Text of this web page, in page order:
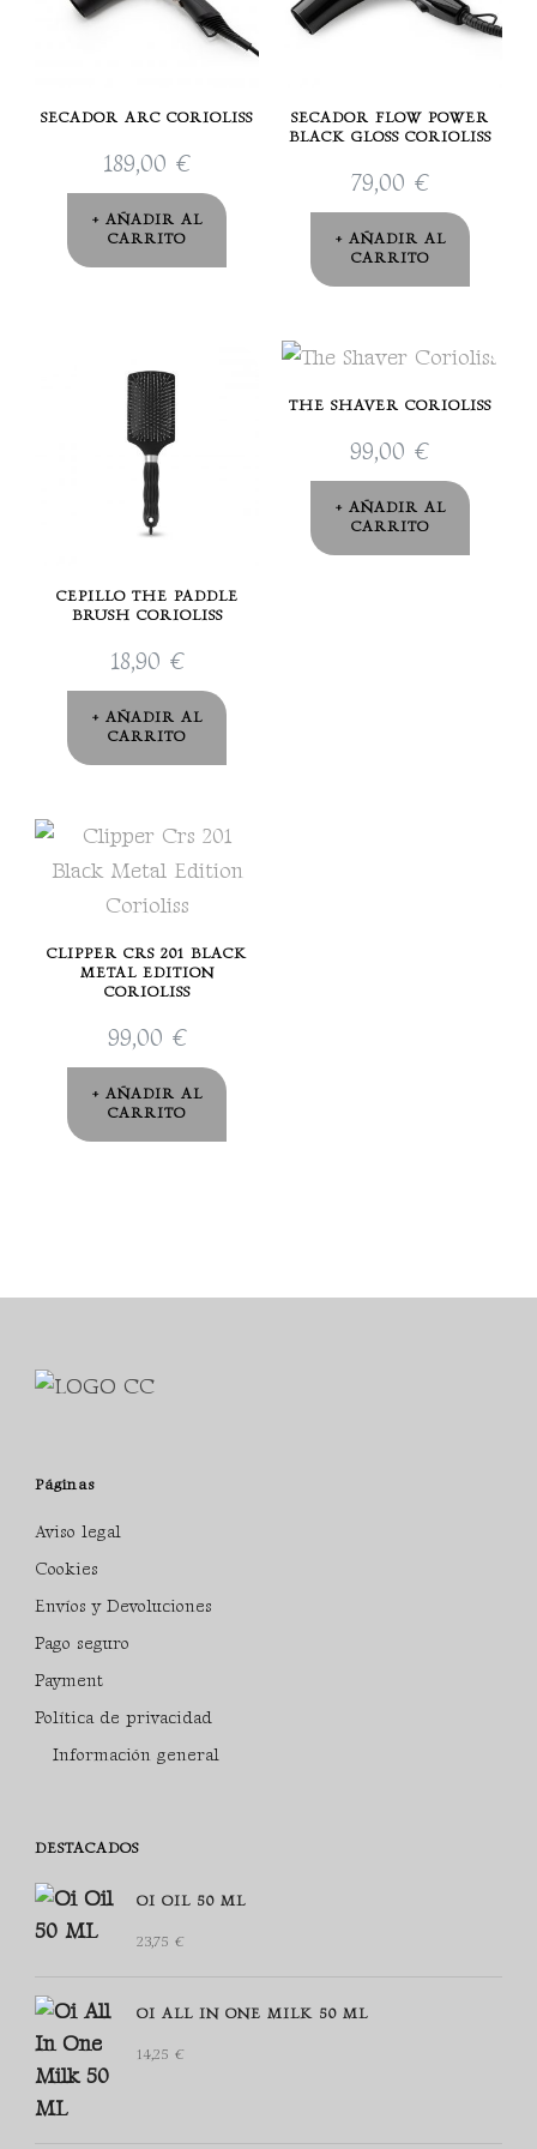
SECADOR ARC CORIOLISS
189,00 €
AÑADIR AL
CARRITO
SECADOR FLOW POWER
BLACK GLOSS CORIOLISS
79,00 €
AÑADIR AL
CARRITO
CEPILLO THE PADDLE
BRUSH CORIOLISS
18,90 €
AÑADIR AL
CARRITO
THE SHAVER CORIOLISS
99,00 €
AÑADIR AL
CARRITO
CLIPPER CRS 201 BLACK
METAL EDITION
CORIOLISS
99,00 €
AÑADIR AL
CARRITO
Páginas
Aviso legal
Cookies
Envíos y Devoluciones
Pago seguro
Payment
Política de privacidad
Información general
DESTACADOS
OI OIL 50 ML
23,75 €
OI ALL IN ONE MILK 50 ML
14,25 €